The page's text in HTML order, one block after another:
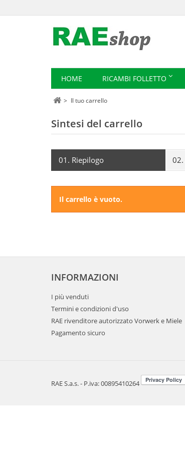
HOME RICAMBI FOLLETTO
> Il tuo carrello
Sintesi del carrello
01. Riepilogo 02.
Il carrello è vuoto.
INFORMAZIONI
I più venduti
Termini e condizioni d'uso
RAE rivenditore autorizzato Vorwerk e Miele
Pagamento sicuro
RAE S.a.s. - P.iva: 00895410264